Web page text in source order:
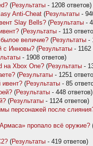
(Результаты - 1208 ответов)
Anti-Cheat (Результаты -
Slay Bells? (Результаты -
(Результаты - 113
величие? (Результаты -
с Инновы? (Результаты - 1162
- 1908 ответов)
на Xbox One? (Результаты -
(Результаты - 1251
(Результаты - 85
(Результаты - 448 ответов)
(Результаты - 1124 ответов)
персонажей после
пропало всё оружие?
(Результаты - 419 ответов)